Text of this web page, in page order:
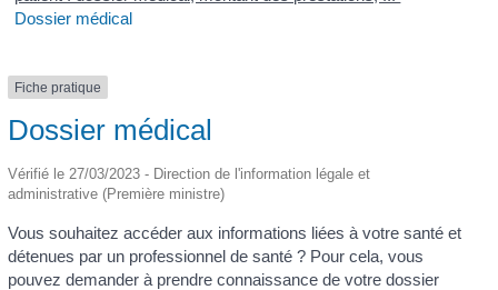
Dossier médical
Fiche pratique
Dossier médical
Vérifié le 27/03/2023 - Direction de l'information légale et
administrative (Première ministre)
Vous souhaitez accéder aux informations liées à votre santé et
détenues par un professionnel de santé ? Pour cela, vous
pouvez demander à prendre connaissance de votre dossier